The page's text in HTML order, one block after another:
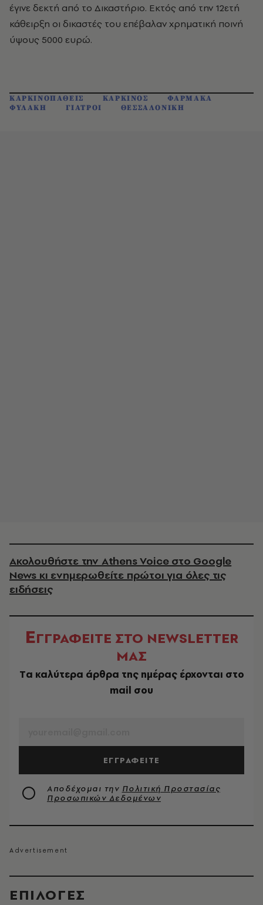
EΠΙΛΟΓΈΣ
έγινε δεκτή από το Δικαστήριο. Εκτός από την 12ετή
κάθειρξη οι δικαστές του επέβαλαν χρηματική ποινή
ύψους 5000 ευρώ.
ΚΑΡΚΙΝΟΠΑΘΕΙΣ ΚΑΡΚΙΝΟΣ
ΦΑΡΜΑΚΑ
ΦΥΛΑΚΗ
ΓΙΑΤΡΟΙ ΘΕΣΣΑΛΟΝΙΚΗ
Ακολουθήστε την Athens Voice στο Google
News κι ενημερωθείτε πρώτοι για όλες τις
ειδήσεις
ΕΓΓΡΑΦΕΙΤΕ ΣΤΟ NEWSLETTER
ΜΑΣ
Tα καλύτερα άρθρα της ημέρας έρχονται στο
mail σου
ΕΓΓΡΑΦΕΙΤΕ
Αποδέχομαι την Πολιτική Προστασίας
Προσωπικών Δεδομένων